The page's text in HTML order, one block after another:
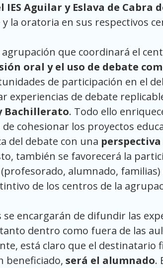
IES Aguilar y Eslava de Cabra
la oratoria en sus respectivos
que coordinará el
oral y el uso de debate
de participación en el
experiencias de debate
Bachillerato. Todo ello
cohesionar los proyectos
del debate con una
también se favorecerá la
alumnado,
de los centros de la
encargarán de difundir las
dentro como fuera de las
está claro que el destinatario
beneficiado, será el alumnado.